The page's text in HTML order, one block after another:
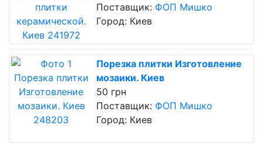
Поставщик: ФОП Мишко
Город: Киев
Порезка плитки Изготовление
мозаики. Киев
50 грн
Поставщик: ФОП Мишко
Город: Киев